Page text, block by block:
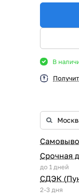
В
Срочная
до 1 дней
СДЭК
2-3 дня